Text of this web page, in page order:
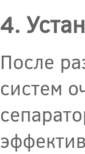
4.
После
систем